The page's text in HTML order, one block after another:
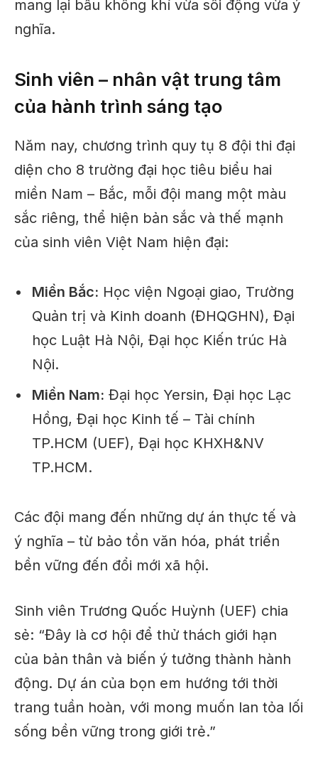
mang lại bầu không khí vừa sôi động vừa ý
nghĩa.
Sinh viên – nhân vật trung tâm
của hành trình sáng tạo
Năm nay, chương trình quy tụ 8 đội thi đại
diện cho 8 trường đại học tiêu biểu hai
miền Nam – Bắc, mỗi đội mang một màu
sắc riêng, thể hiện bản sắc và thế mạnh
của sinh viên Việt Nam hiện đại:
Miền Bắc: Học viện Ngoại giao, Trường
Quản trị và Kinh doanh (ĐHQGHN), Đại
học Luật Hà Nội, Đại học Kiến trúc Hà
Nội.
Miền Nam: Đại học Yersin, Đại học Lạc
Hồng, Đại học Kinh tế – Tài chính
TP.HCM (UEF), Đại học KHXH&NV
TP.HCM.
Các đội mang đến những dự án thực tế và
ý nghĩa – từ bảo tồn văn hóa, phát triển
bền vững đến đổi mới xã hội.
Sinh viên Trương Quốc Huỳnh (UEF) chia
sẻ: “Đây là cơ hội để thử thách giới hạn
của bản thân và biến ý tưởng thành hành
động. Dự án của bọn em hướng tới thời
trang tuần hoàn, với mong muốn lan tỏa lối
sống bền vững trong giới trẻ.”